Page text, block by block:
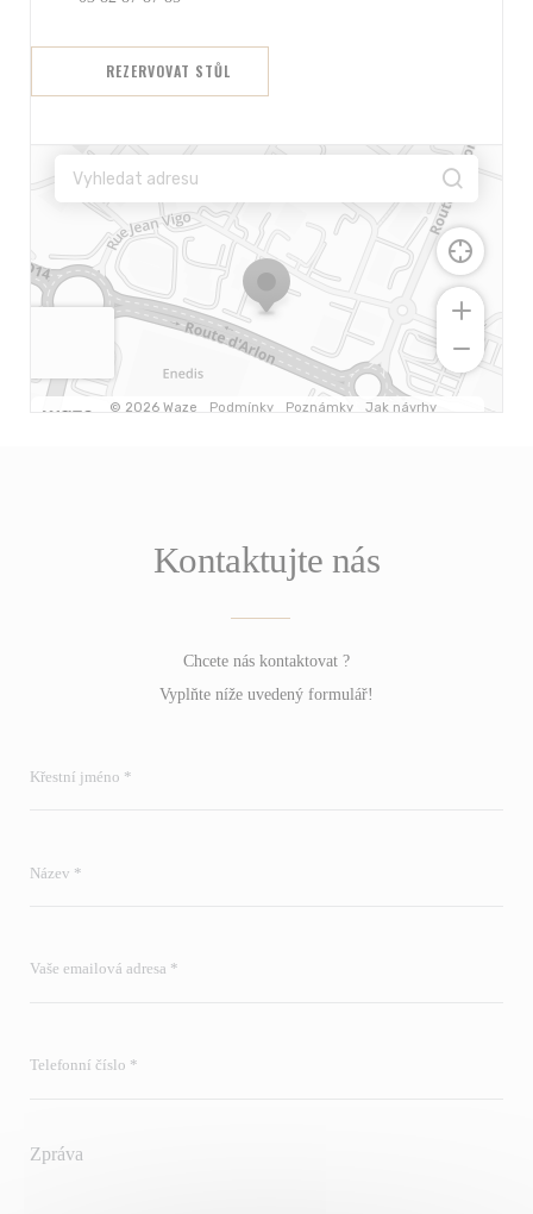
REZERVOVAT STŮL
Kontaktujte nás
Chcete nás kontaktovat ?
Vyplňte níže uvedený formulář!